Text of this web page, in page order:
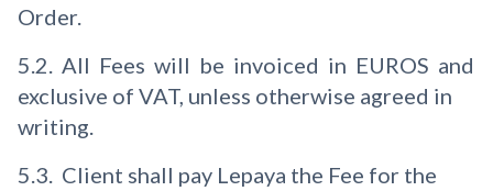
Order.
5.2. All Fees will be invoiced in EUROS and
exclusive of VAT, unless otherwise agreed in
writing.
5.3. Client shall pay Lepaya the Fee for the